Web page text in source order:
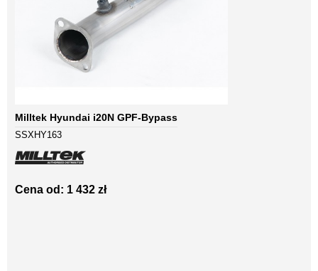
Milltek Hyundai i20N GPF-Bypass
SSXHY163
Cena od: 1 432 zł